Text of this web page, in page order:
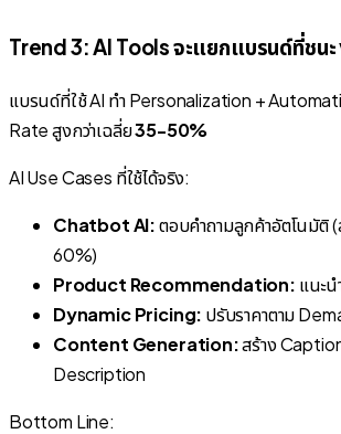
Trend 3: AI Tools จะแยกแบรนด์ที่ชน
แบรนด์ที่ใช้ AI ทำ Personalization +
Rate สูงกว่าเฉลี่ย35-50%
AI Use Cases ที่ใช้ได้จริง:
Chatbot AI:ตอบคำถามลูกค้าอัตโนมัติ
60%)
Product Recommendation: แนะ
Dynamic Pricing: ปรับราคาตาม
Content Generation:สร้าง
Description
Bottom Line: